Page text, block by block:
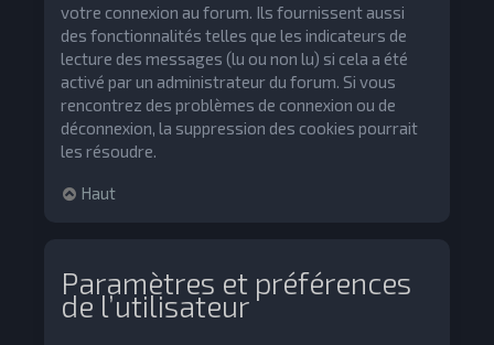
votre connexion au forum. Ils fournissent aussi
des fonctionnalités telles que les indicateurs de
lecture des messages (lu ou non lu) si cela a été
activé par un administrateur du forum. Si vous
rencontrez des problèmes de connexion ou de
déconnexion, la suppression des cookies pourrait
les résoudre.
Haut
Paramètres et préférences
de l’utilisateur